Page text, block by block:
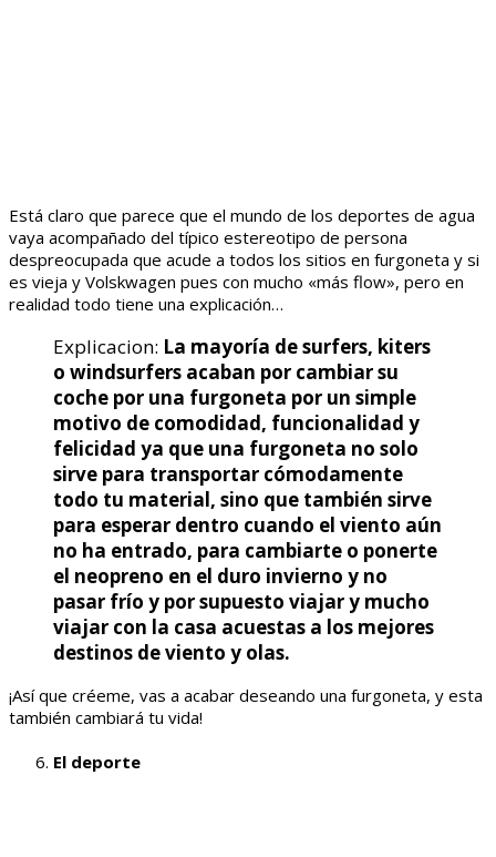
Está claro que parece que el mundo de los deportes de agua
vaya acompañado del típico estereotipo de persona
despreocupada que acude a todos los sitios en furgoneta y si
es vieja y Volskwagen pues con mucho «más flow», pero en
realidad todo tiene una explicación…
Explicacion: La mayoría de surfers, kiters
o windsurfers acaban por cambiar su
coche por una furgoneta por un simple
motivo de comodidad, funcionalidad y
felicidad ya que una furgoneta no solo
sirve para transportar cómodamente
todo tu material, sino que también sirve
para esperar dentro cuando el viento aún
no ha entrado, para cambiarte o ponerte
el neopreno en el duro invierno y no
pasar frío y por supuesto viajar y mucho
viajar con la casa acuestas a los mejores
destinos de viento y olas.
¡Así que créeme, vas a acabar deseando una furgoneta, y esta
también cambiará tu vida!
El deporte